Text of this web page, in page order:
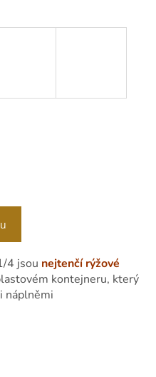
4 jsou nejtenčí rýžové
kontejneru, který
náplněmi